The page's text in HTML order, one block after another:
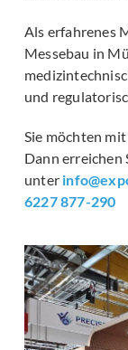
Als erfahrenes
Messebau in
und
Sie möchten
Dann erreichen
unter
6227 877-290